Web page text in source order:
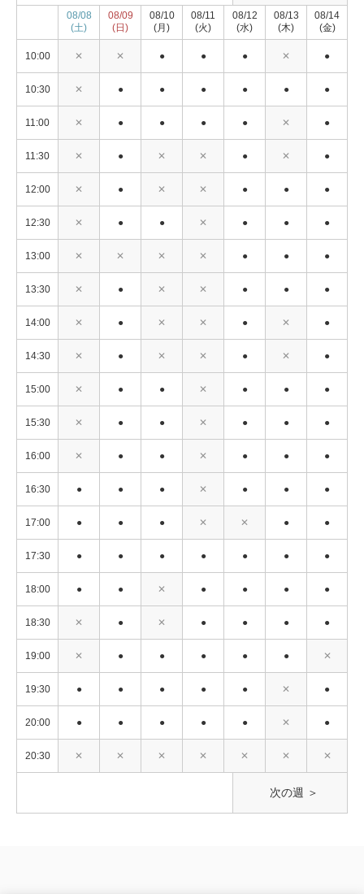
08/08
(土)
08/09
(日)
08/10
(月)
08/11
(火)
08/12
(水)
08/13
(木)
08/14
(金)
10:00 ✕ ✕ ● ● ● ✕ ●
10:30 ✕ ● ● ● ● ● ●
11:00 ✕ ● ● ● ● ✕ ●
11:30 ✕ ● ✕ ✕ ● ✕ ●
12:00 ✕ ● ✕ ✕ ● ● ●
12:30 ✕ ● ● ✕ ● ● ●
13:00 ✕ ✕ ✕ ✕ ● ● ●
13:30 ✕ ● ✕ ✕ ● ● ●
14:00 ✕ ● ✕ ✕ ● ✕ ●
14:30 ✕ ● ✕ ✕ ● ✕ ●
15:00 ✕ ● ● ✕ ● ● ●
15:30 ✕ ● ● ✕ ● ● ●
16:00 ✕ ● ● ✕ ● ● ●
16:30 ● ● ● ✕ ● ● ●
17:00 ● ● ● ✕ ✕ ● ●
17:30 ● ● ● ● ● ● ●
18:00 ● ● ✕ ● ● ● ●
18:30 ✕ ● ✕ ● ● ● ●
19:00 ✕ ● ● ● ● ● ✕
19:30 ● ● ● ● ● ✕ ●
20:00 ● ● ● ● ● ✕ ●
20:30 ✕ ✕ ✕ ✕ ✕ ✕ ✕
次の週 ＞